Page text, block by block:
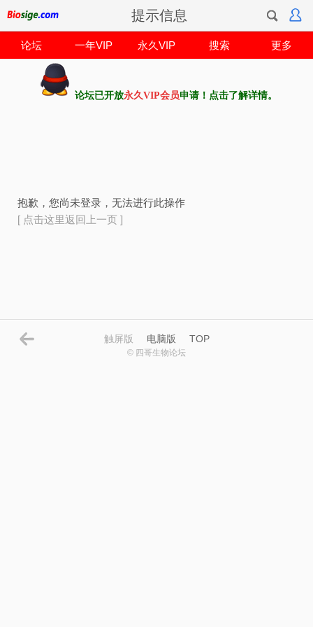
提示信息
论坛 一年VIP 永久VIP 搜索 更多
论坛已开放永久VIP会员申请！点击了解详情。
抱歉，您尚未登录，无法进行此操作
[ 点击这里返回上一页 ]
触屏版 电脑版 TOP
© 四哥生物论坛